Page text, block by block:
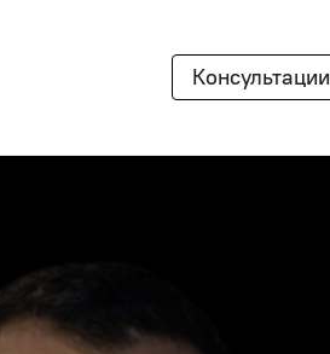
Консультации